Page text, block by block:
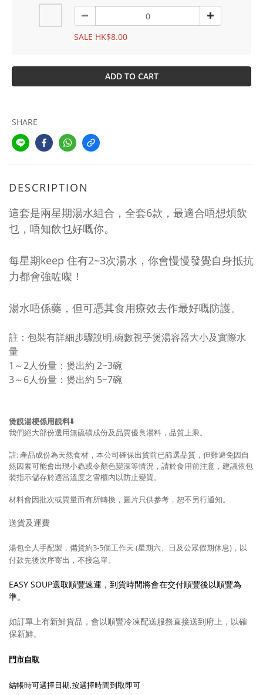
SALE HK$8.00
ADD TO CART
SHARE
DESCRIPTION
這套是兩星期湯水組合，全套6款，最適合唔想煩飲
乜，唔知飲乜好嘅你。
每星期keep 住有2~3次湯水，你會慢慢發覺自身抵抗
力都會強咗㗎！
湯水唔係藥，但可憑其食用療效去作最好嘅防護。
註：包裝有詳細步驟說明,碗數視乎煲湯容器大小及實際水
量
1～2人份量：煲出約 2~3碗
3～6人份量： 煲出約 5~7碗
煲靚湯梗係用靚料⬇️
我們絕大部份選用無硫磺成份及品質優良湯料，品質上乘。
註: 產品成份為天然食材，本公司確保出貨前已篩選品質，但難避免因自
然因素可能會出現小蟲或令顏色變深等情況，請於食用前注意，建議依包
裝指示儲存於適當溫度之雪櫃內以防止變質。
材料會因批次或質量而有所轉換，圖片只供參考， 恕不另行通知。
送貨及運費
湯包全人手配製，備貨約3-5個工作天 (星期六、日及公眾假期休息)，以
付款先後次序寄出，不接急單。
EASY SOUP選取順豐速運，到貨時間將會在交付順豐後以順豐為
準。
如訂單上有新鮮貨品，會以順豐冷凍配送服務直接送到府上，以確
保新鮮。
門市自取
結帳時可選擇日期,按選擇時間到取即可